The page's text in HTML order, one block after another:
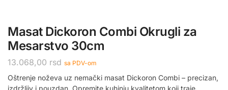
Masat Dickoron Combi Okrugli za
Mesarstvo 30cm
13.068,00 rsd sa PDV-om
Oštrenje noževa uz nemački masat Dickoron Combi – precizan,
izdržljiv i pouzdan. Opremite kuhinju kvalitetom koji traje.